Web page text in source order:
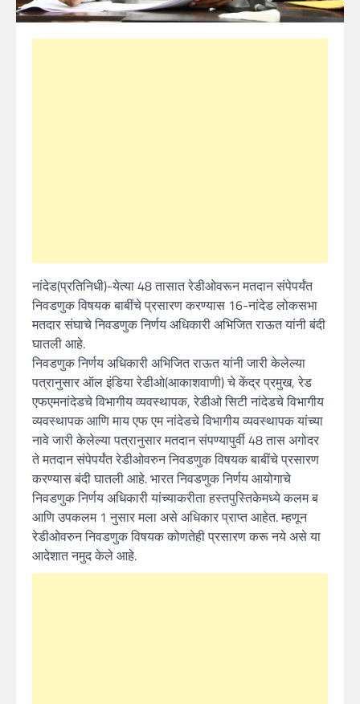
नांदेड(प्रतिनिधी)-येत्या 48 तासात रेडीओवरून मतदान संपेपर्यंत
निवडणुक विषयक बाबींचे प्रसारण करण्यास 16-नांदेड लोकसभा
मतदार संघाचे निवडणुक निर्णय अधिकारी अभिजित राऊत यांनी बंदी
घातली आहे.
निवडणुक निर्णय अधिकारी अभिजित राऊत यांनी जारी केलेल्या
पत्रानुसार ऑल इंडिया रेडीओ(आकाशवाणी) चे केंद्र प्रमुख, रेड
एफएमनांदेडचे विभागीय व्यवस्थापक, रेडीओ सिटी नांदेडचे विभागीय
व्यवस्थापक आणि माय एफ एम नांदेडचे विभागीय व्यवस्थापक यांच्या
नावे जारी केलेल्या पत्रानुसार मतदान संपण्यापुर्वी 48 तास अगोदर
ते मतदान संपेपर्यंत रेडीओवरुन निवडणुक विषयक बाबींचे प्रसारण
करण्यास बंदी घातली आहे. भारत निवडणुक निर्णय आयोगाचे
निवडणुक निर्णय अधिकारी यांच्याकरीता हस्तपुस्तिकेमध्ये कलम ब
आणि उपकलम 1 नुसार मला असे अधिकार प्राप्त आहेत. म्हणून
रेडीओवरुन निवडणुक विषयक कोणतेही प्रसारण करू नये असे या
आदेशात नमुद केले आहे.